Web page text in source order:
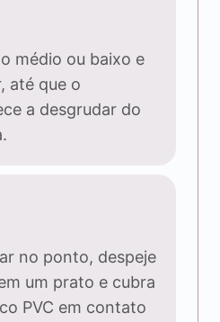
médio ou baixo e
até que o
a desgrudar do
no ponto, despeje
um prato e cubra
PVC em contato